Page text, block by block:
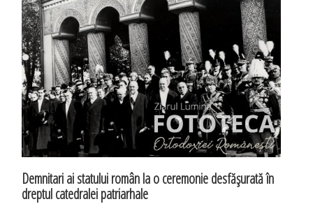
Demnitari ai statului român la o ceremonie desfăşurată în
dreptul catedralei patriarhale